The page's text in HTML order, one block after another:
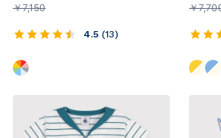
￥7,150
4.5 (13)
￥